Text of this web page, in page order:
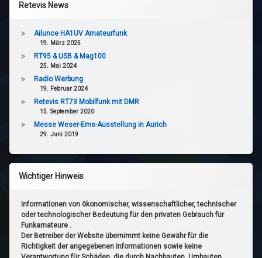
Retevis News
Ailunce HA1UV Amateurfunk
19. März 2025
RT95 & USB & Mag100
25. Mai 2024
Radio Werbung
19. Februar 2024
Retevis RT73 Mobilfunk mit DMR
15. September 2020
Messe Weser-Ems-Ausstellung in Aurich
29. Juni 2019
Wichtiger Hinweis
Informationen von ökonomischer, wissenschaftlicher, technischer
oder technologischer Bedeutung für den privaten Gebrauch für
Funkamateure .
Der Betreiber der Website übernimmt keine Gewähr für die
Richtigkeit der angegebenen Informationen sowie keine